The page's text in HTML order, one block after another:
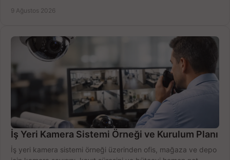
9 Ağustos 2026
İş Yeri Kamera Sistemi Örneği ve Kurulum Planı
İş yeri kamera sistemi örneği üzerinden ofis, mağaza ve depo